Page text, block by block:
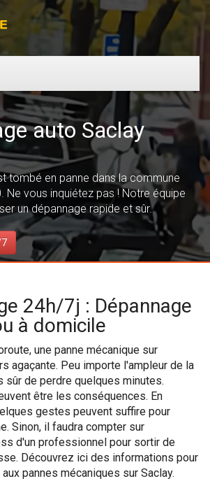
auto Saclay
tombé en panne dans la commune
Ne vous inquiétez pas ! Notre équipe
un dépannage rapide et sûr.
24h/7j : Dépannage
à domicile
une panne mécanique sur
agaçante. Peu importe l'ampleur de la
sûr de perdre quelques minutes.
être les conséquences. En
gestes peuvent suffire pour
Sinon, il faudra compter sur
d'un professionnel pour sortir de
Découvrez ici des informations pour
pannes mécaniques sur Saclay.